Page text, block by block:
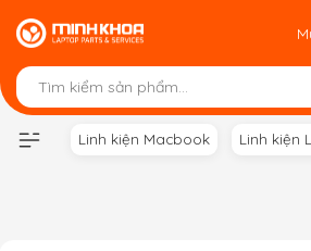
Skip
to
content
Linh kiện Macbook Linh kiện